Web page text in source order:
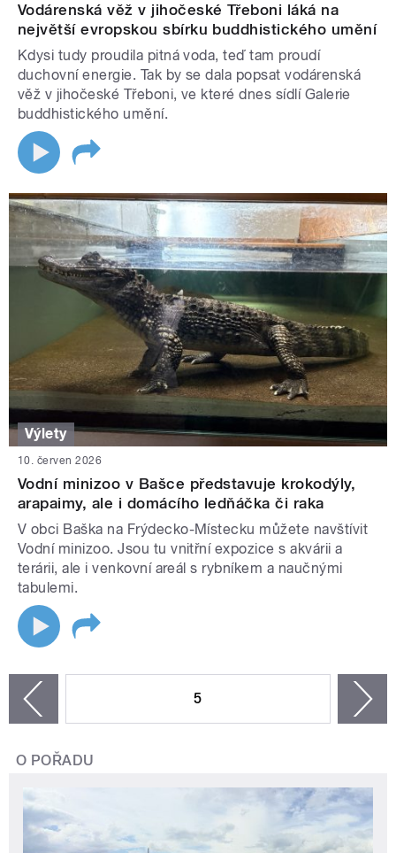
Vodárenská věž v jihočeské Třeboni láká na
největší evropskou sbírku buddhistického umění
Kdysi tudy proudila pitná voda, teď tam proudí
duchovní energie. Tak by se dala popsat vodárenská
věž v jihočeské Třeboni, ve které dnes sídlí Galerie
buddhistického umění.
Výlety
10. červen 2026
Vodní minizoo v Bašce představuje krokodýly,
arapaimy, ale i domácího ledňáčka či raka
V obci Baška na Frýdecko-Místecku můžete navštívit
Vodní minizoo. Jsou tu vnitřní expozice s akvárii a
terárii, ale i venkovní areál s rybníkem a naučnými
tabulemi.
5
O POŘADU